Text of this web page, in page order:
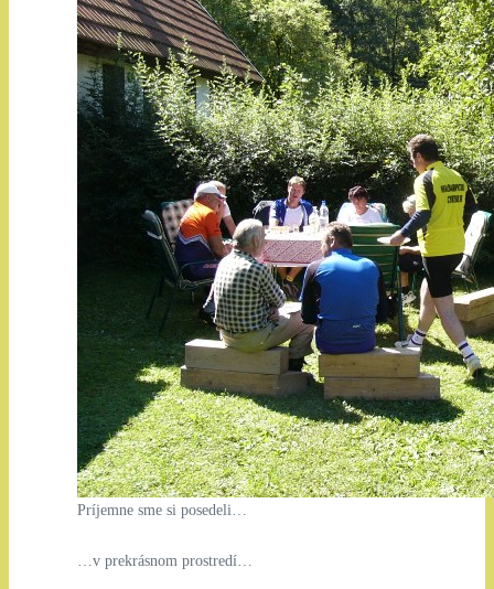
Príjemne sme si posedeli…
…v prekrásnom prostredí…